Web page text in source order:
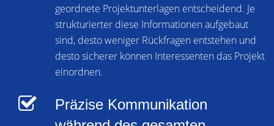
geordnete Projektunterlagen entscheidend. Je
strukturierter diese Informationen aufgebaut
sind, desto weniger Rückfragen entstehen und
desto sicherer können Interessenten das Projekt
einordnen.
Präzise Kommunikation